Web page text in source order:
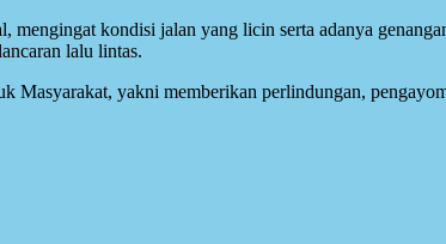
kondisi jalan yang licin serta adanya
lalu lintas.
Masyarakat, yakni memberikan perlindungan,